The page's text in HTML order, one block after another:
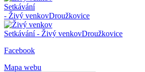
Setkávání
- Živý venkovDroužkovice
Setkávání - Živý venkovDroužkovice
Facebook
Mapa webu